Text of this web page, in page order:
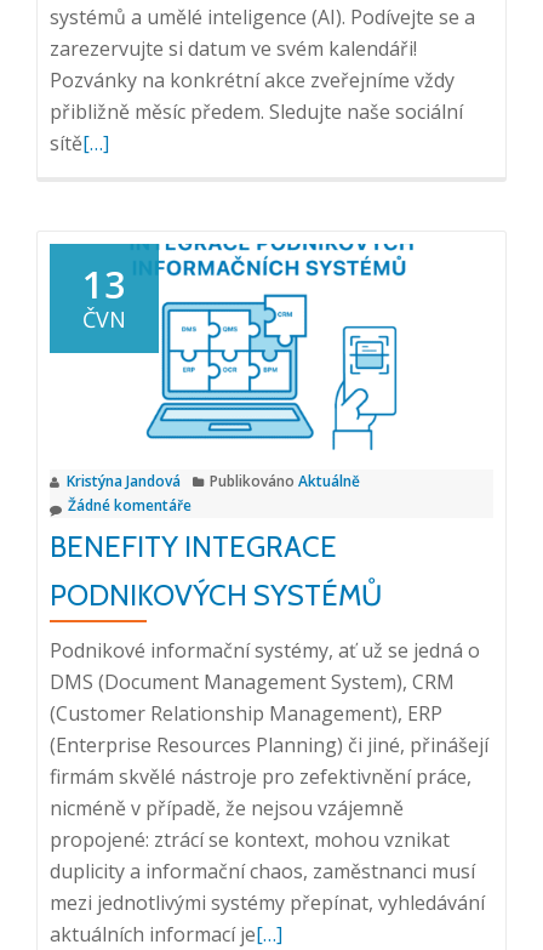
systémů a umělé inteligence (AI). Podívejte se a
zarezervujte si datum ve svém kalendáři!
Pozvánky na konkrétní akce zveřejníme vždy
přibližně měsíc předem. Sledujte naše sociální
sítěPřečtěte
Jaké
akce
pro
Vás
připravujeme
polovinu
roku
2024?
[…]
13
ČVN
Kristýna Jandová Publikováno Aktuálně
Žádné komentáře
BENEFITY INTEGRACE
PODNIKOVÝCH SYSTÉMŮ
Podnikové informační systémy, ať už se jedná o
DMS (Document Management System), CRM
(Customer Relationship Management), ERP
(Enterprise Resources Planning) či jiné, přinášejí
firmám skvělé nástroje pro zefektivnění práce,
nicméně v případě, že nejsou vzájemně
propojené: ztrácí se kontext, mohou vznikat
duplicity a informační chaos, zaměstnanci musí
mezi jednotlivými systémy přepínat, vyhledávání
aktuálních informací jePřečtěte
[…]